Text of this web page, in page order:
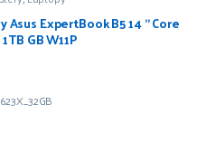
ExpertBook B5 14 ” Core
GB W11P